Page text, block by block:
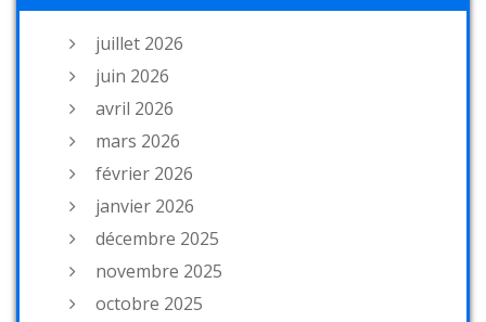
juillet 2026
juin 2026
avril 2026
mars 2026
février 2026
janvier 2026
décembre 2025
novembre 2025
octobre 2025